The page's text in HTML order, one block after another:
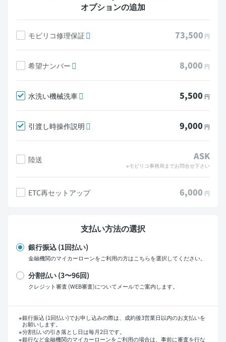
オプションの追加
モビリコ修理保証 73,500 円
希望ナンバー 8,000 円
水洗い機械洗車 5,500 円
引渡し時操作説明 9,000 円
陸送 ASK
※モビリコ事務局までお問合せ下さい
ETC再セットアップ 6,000 円
支払い方法の選択
銀行振込 (1回払い)
金融機関のマイカーローンをご利用の方はこちらを選択してください。
分割払い (3〜96回)
クレジット審査 (WEB審査)についてメールでご案内します。
支払い回数
銀行振込 (1回払い)でお申し込みの際は、成約後3営業日以内のお支払いを
お願いします。
分割払いの引き落とし日は毎月2日です。
銀行など金融機関のマイカーローンをご利用の場合は、事前に審査を行な